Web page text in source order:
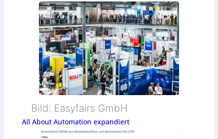
Bild: Easyfairs GmbH
All About Automation expandiert